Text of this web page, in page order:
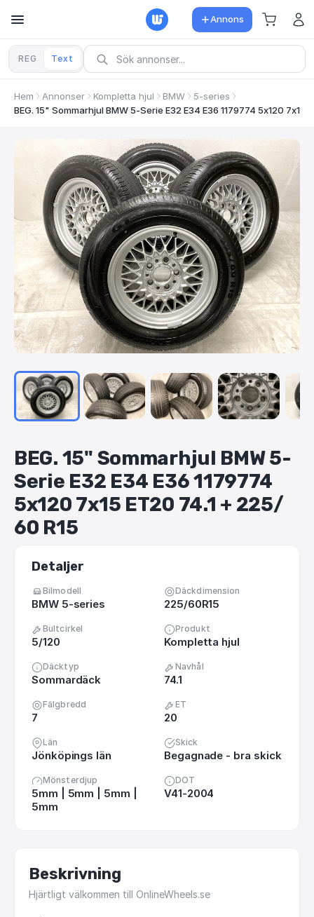
Annons
REG Text
Hem Annonser Kompletta hjul BMW
5-series
BEG. 15" Sommarhjul BMW 5-Serie E32 E34 E36 1179774 5x120 7x15
BEG. 15" Sommarhjul BMW5-
Serie E32 E34 E361179774
5x120 7x15 ET20 74.1 + 225​/​
60 R15
Detaljer
Bilmodell
BMW 5-series
Däckdimension
225/60R15
Bultcirkel
5/120
Produkt
Kompletta hjul
Däcktyp
Sommardäck
Navhål
74.1
Fälgbredd
7
ET
20
Län
Jönköpings län
Skick
Begagnade - bra skick
Mönsterdjup
5mm | 5mm | 5mm |
5mm
DOT
V41-2004
Beskrivning
Hjärtligt välkommen till OnlineWheels.se